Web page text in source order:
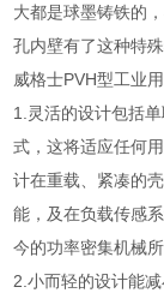
大都是球墨铸铁的
孔内壁有了这种特
威格士PVH型工业
1.灵活的设计包括
式，这将适应任何
计在重载、紧凑的
能，及在负载传感
今的功率密集机械
2.小而轻的设计能